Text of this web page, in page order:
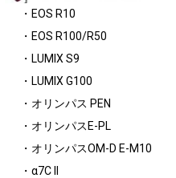
・EOS R10
・EOS R100/R50
・LUMIX S9
・LUMIX G100
・オリンパス PEN
・オリンパスE-PL
・オリンパスOM-D E-M10
・α7C II